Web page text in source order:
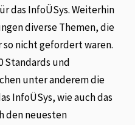
das InfoÜSys. Weiterhin
diverse Themen, die
nicht gefordert waren.
Standards und
unter anderem die
InfoÜSys, wie auch das
den neuesten